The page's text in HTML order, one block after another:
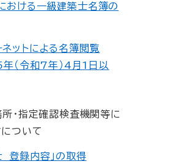
おける一級建築士名簿の
ネットによる名簿閲覧
（令和7年）4月1日以
・指定確認検査機関等に
ついて
登録内容」の取得